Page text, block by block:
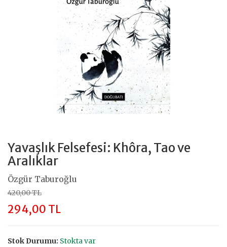
Yavaşlık Felsefesi: Khôra, Tao ve
Aralıklar
Özgür Taburoğlu
420,00 TL
294,00 TL
Stok Durumu: Stokta var